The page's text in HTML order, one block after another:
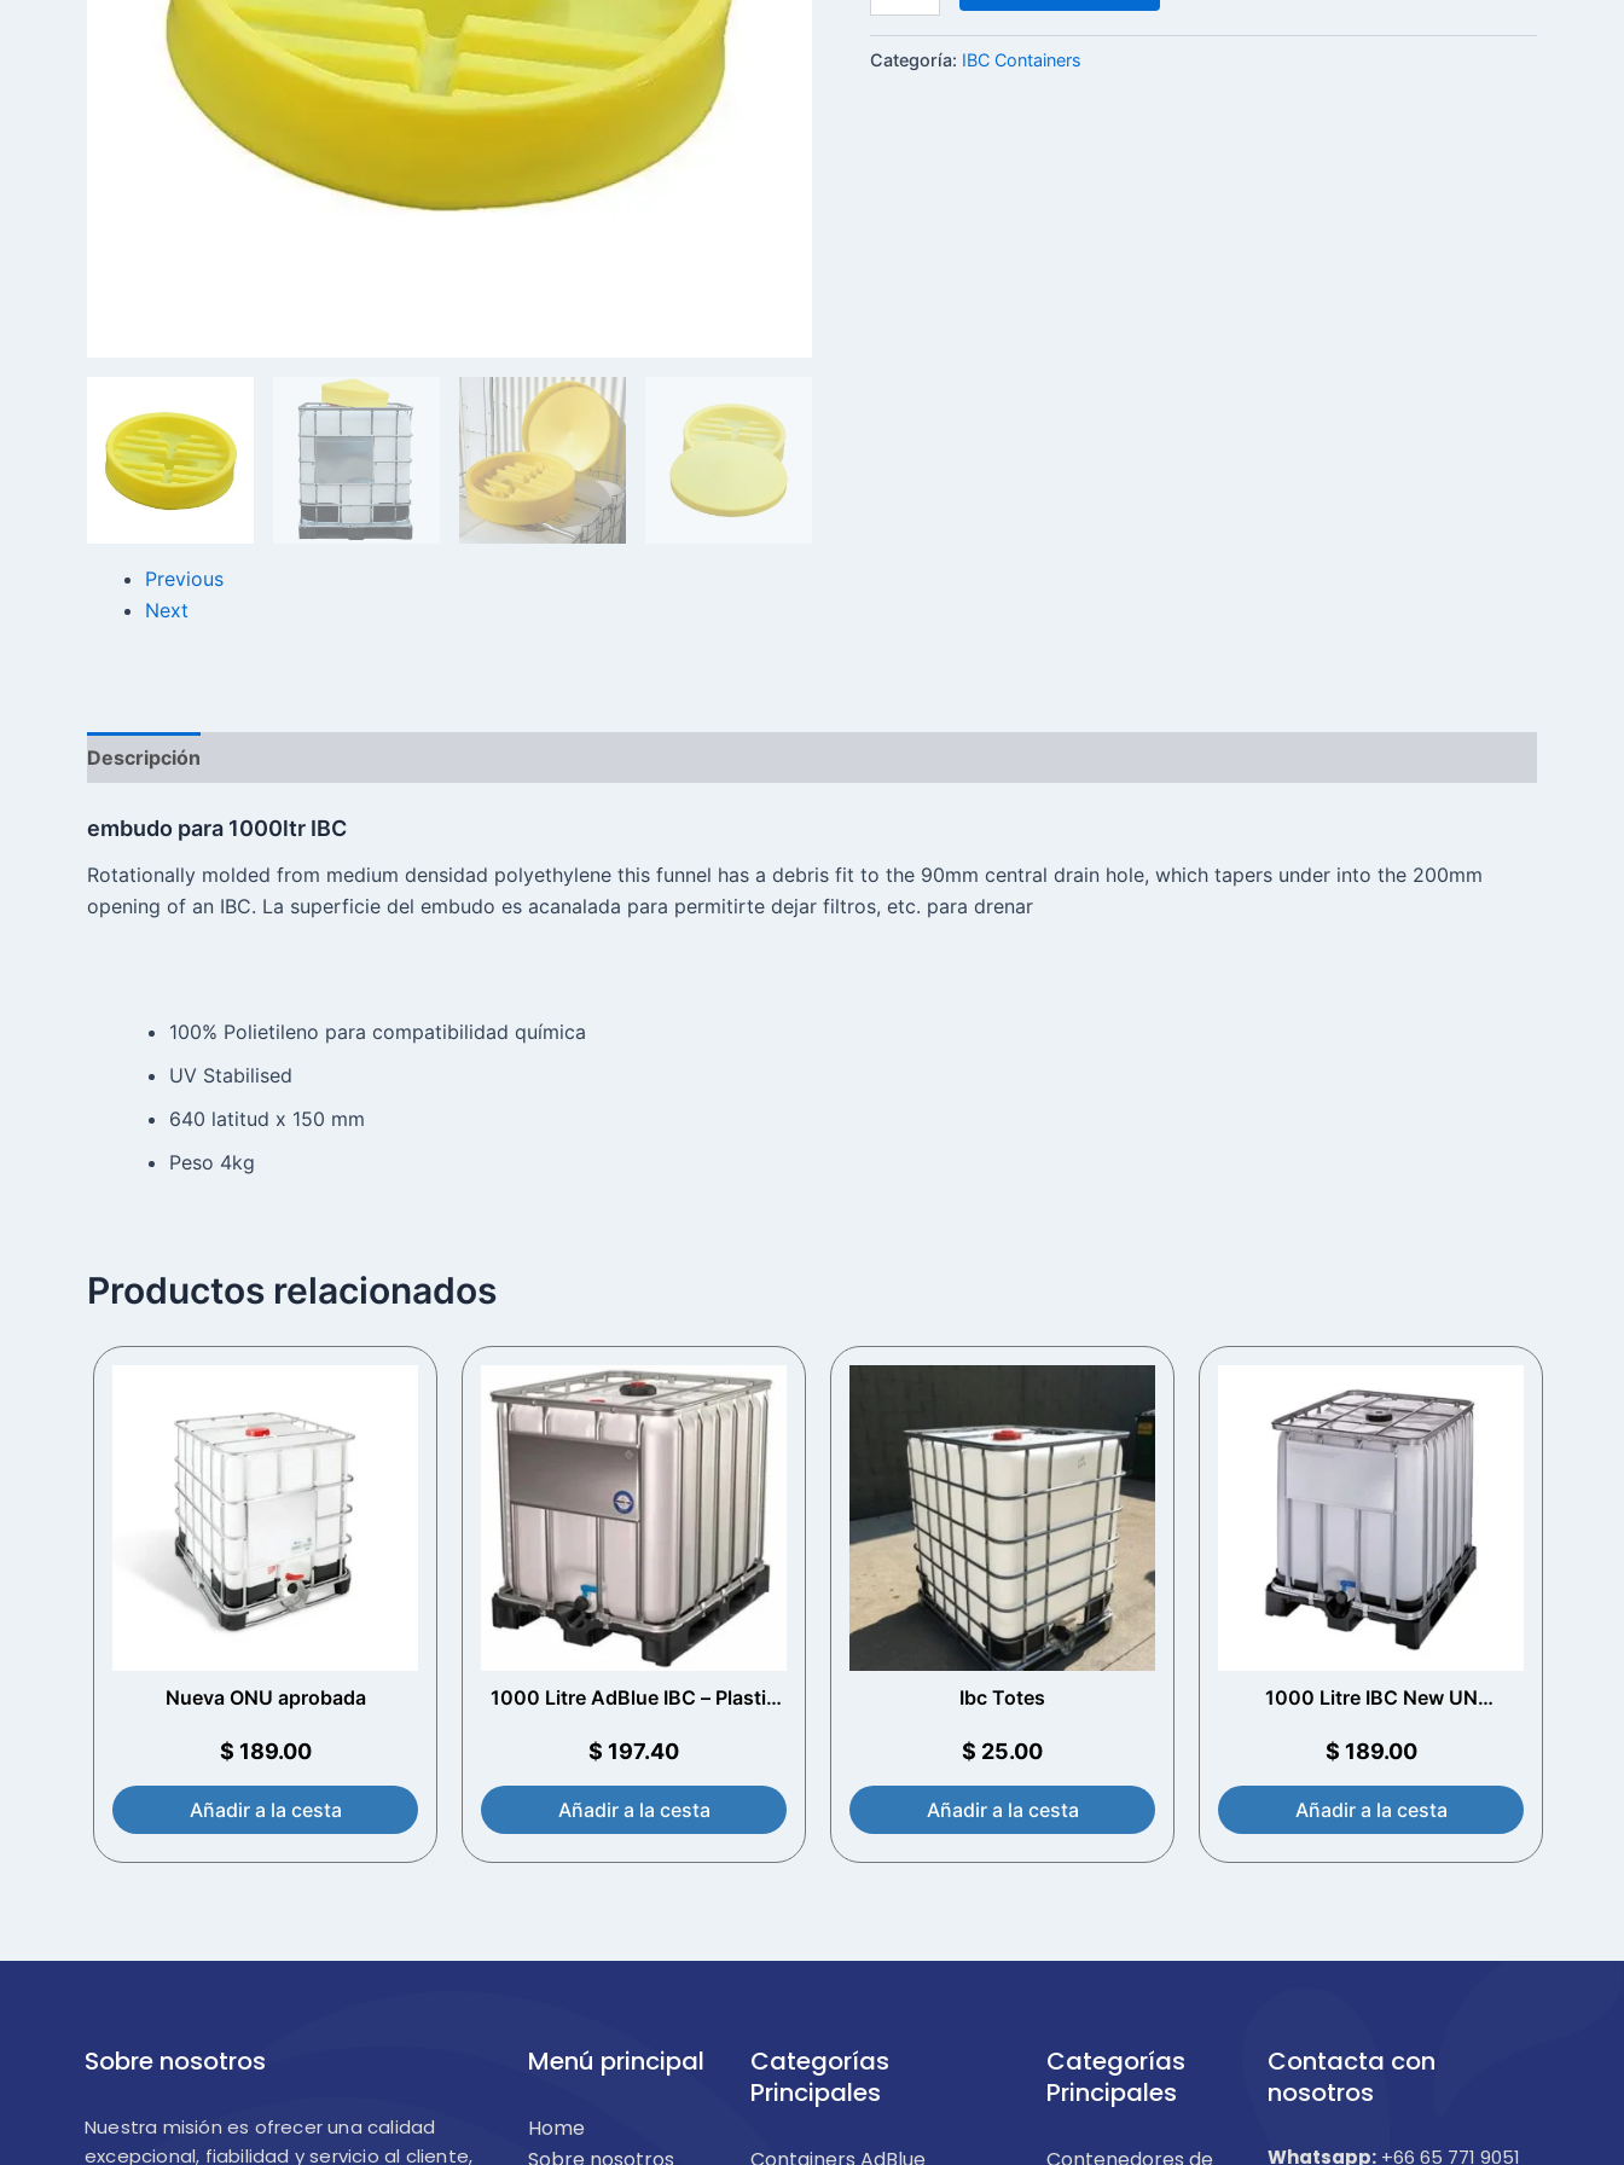
Previous
Next
Categoría: IBC Containers
Descripción
embudo para 1000ltr IBC
Rotationally molded from medium densidad polyethylene this funnel has a debris fit to the 90mm central drain hole, which tapers under into the 200mm
opening of an IBC. La superficie del embudo es acanalada para permitirte dejar filtros, etc. para drenar
100% Polietileno para compatibilidad química
UV Stabilised
640 latitud x 150 mm
Peso 4kg
Productos relacionados
Nueva ONU aprobada
$ 189.00
Añadir a la cesta
1000 Litre AdBlue IBC – Plastic
$ 197.40
Añadir a la cesta
Ibc Totes
$ 25.00
Añadir a la cesta
1000 Litre IBC New UN
$ 189.00
Añadir a la cesta
Sobre nosotros
Nuestra misión es ofrecer una calidad
excepcional, fiabilidad y servicio al cliente,
Menú principal
Home
Categorías
Principales
Categorías
Principales
Contacta con
nosotros
Whatsapp: +66 65 771 9051